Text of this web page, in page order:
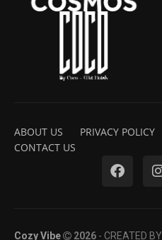
ABOUT US PRIVACY POLICY
CONTACT US
Cozy Vibe 2026 - CREATED BY